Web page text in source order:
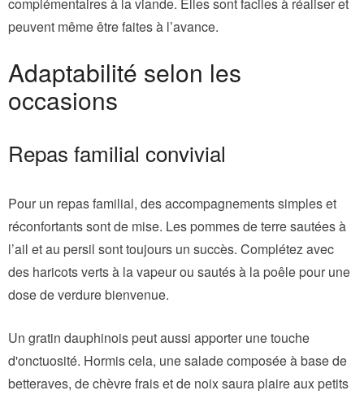
peuvent même être faites à l’avance.
Adaptabilité selon les
occasions
Repas familial convivial
Pour un repas familial, des accompagnements simples et
réconfortants sont de mise. Les pommes de terre sautées à
l’ail et au persil sont toujours un succès. Complétez avec
des haricots verts à la vapeur ou sautés à la poêle pour une
dose de verdure bienvenue.
Un gratin dauphinois peut aussi apporter une touche
d'onctuosité. Hormis cela, une salade composée à base de
betteraves, de chèvre frais et de noix saura plaire aux petits